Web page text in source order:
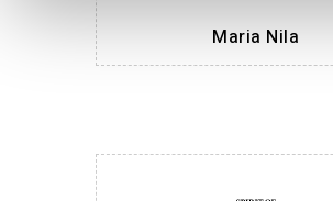
Maria Nila